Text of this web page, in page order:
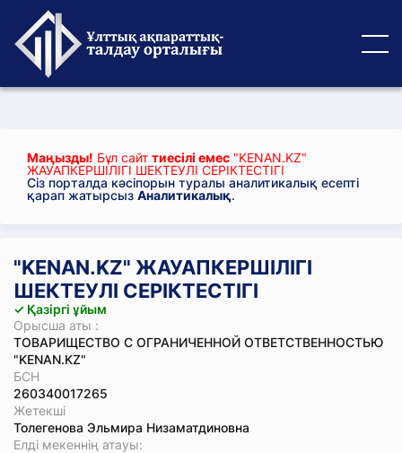
Маңызды! Бұл сайт тиесілі емес "KENAN.KZ"
ЖАУАПКЕРШІЛІГІ ШЕКТЕУЛІ СЕРІКТЕСТІГІ
Сіз порталда кәсіпорын туралы аналитикалық есепті
қарап жатырсыз Аналитикалық.
"KENAN.KZ" ЖАУАПКЕРШІЛІГІ
ШЕКТЕУЛІ СЕРІКТЕСТІГІ
✓ Қазіргі ұйым
Орысша аты :
ТОВАРИЩЕСТВО С ОГРАНИЧЕННОЙ ОТВЕТСТВЕННОСТЬЮ
"KENAN.KZ"
БСН
260340017265
Жетекші
Толегенова Эльмира Низаматдиновна
Елді мекеннің атауы: